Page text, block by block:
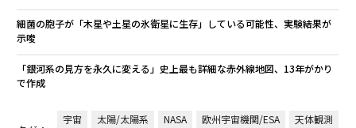
細菌の胞子が「木星や土星の氷衛星に生存」している可能性、実験結果が
示唆
「銀河系の見方を永久に変える」史上最も詳細な赤外線地図、13年がかり
で作成
宇宙 太陽/太陽系 NASA 欧州宇宙機関/ESA
天体観測